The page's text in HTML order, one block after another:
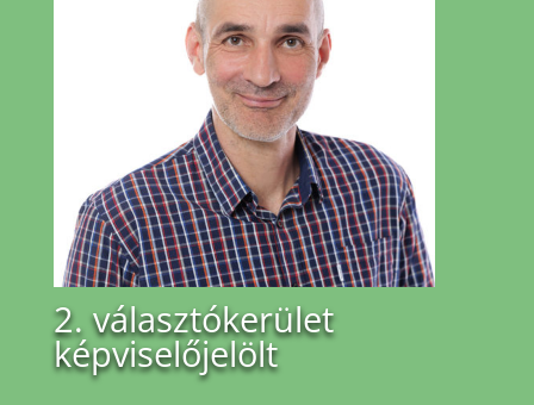
2. választókerület
képviselőjelölt